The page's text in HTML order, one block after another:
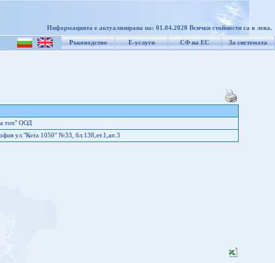
Информацията е актуализирана на: 01.04.2020 Всички стойности са в лева.
Ръководство Е-услуги СФ на ЕС За системата
топ" ООД
ул."Кота 1050" №33, бл.138,ет.1,ап.3